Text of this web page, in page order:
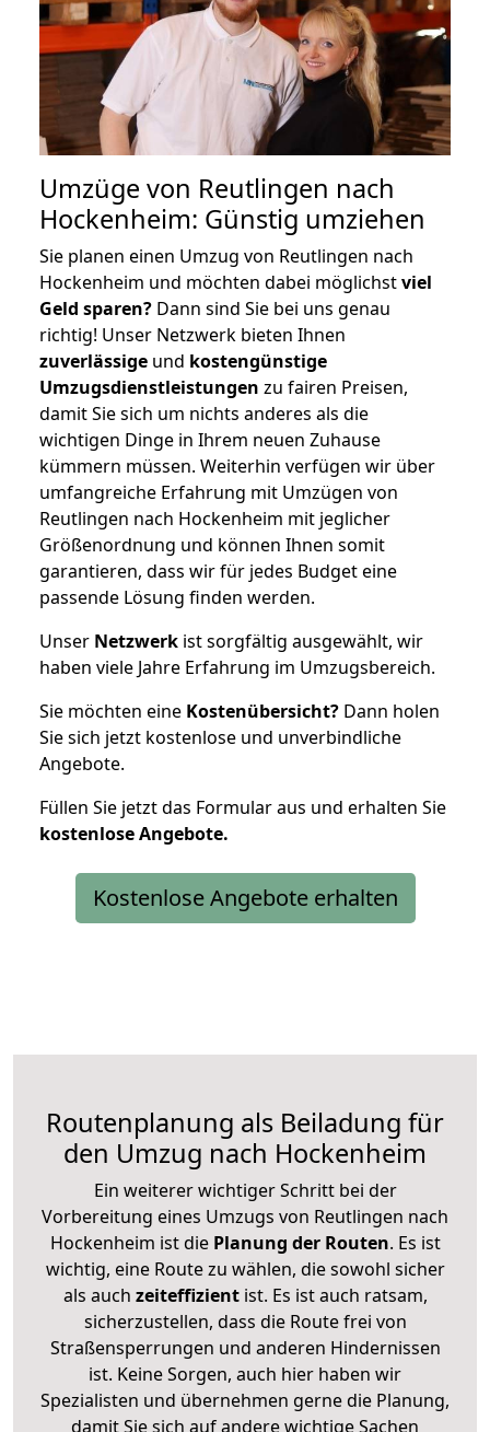
Umzüge von Reutlingen nach
Hockenheim: Günstig umziehen
Sie planen einen Umzug von Reutlingen nach
Hockenheim und möchten dabei möglichstviel
Geld sparen? Dann sind Sie bei uns genau
richtig! Unser Netzwerk bieten Ihnen
zuverlässige und kostengünstige
Umzugsdienstleistungen zu fairen Preisen,
damit Sie sich um nichts anderes als die
wichtigen Dinge in Ihrem neuen Zuhause
kümmern müssen. Weiterhin verfügen wir über
umfangreiche Erfahrung mit Umzügen von
Reutlingen nach Hockenheim mit jeglicher
Größenordnung und können Ihnen somit
garantieren, dass wir für jedes Budget eine
passende Lösung finden werden.
Unser Netzwerk ist sorgfältig ausgewählt, wir
haben viele Jahre Erfahrung im Umzugsbereich.
Sie möchten eine Kostenübersicht? Dann holen
Sie sich jetzt kostenlose und unverbindliche
Angebote.
Füllen Sie jetzt das Formular aus und erhalten Sie
kostenloseAngebote.
Kostenlose Angebote erhalten
Routenplanung als Beiladung für
den Umzug nach Hockenheim
Ein weiterer wichtiger Schritt bei der
Vorbereitung eines Umzugs von Reutlingen nach
Hockenheim ist diePlanung der Routen. Es ist
wichtig, eine Route zu wählen, die sowohl sicher
als auch zeiteffizientist. Es ist auch ratsam,
sicherzustellen, dass die Route frei von
Straßensperrungen und anderen Hindernissen
ist. Keine Sorgen, auch hier haben wir
Spezialisten und übernehmen gerne die Planung,
damit Sie sich auf andere wichtige Sachen